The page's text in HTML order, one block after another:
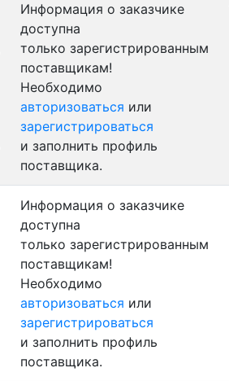
Информация о заказчике
доступна
только зарегистрированным
поставщикам!
Необходимо
авторизоваться или
зарегистрироваться
и заполнить профиль
поставщика.
Информация о заказчике
доступна
только зарегистрированным
поставщикам!
Необходимо
авторизоваться или
зарегистрироваться
и заполнить профиль
поставщика.